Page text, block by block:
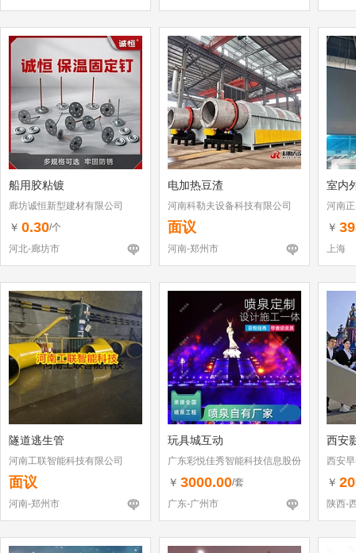
船用胶粘镀
廊坊诚恒新型建材有限公司
￥ 0.30/个
河北-廊坊市
电加热豆渣
河南科勒夫设备科技有限公司
面议
河南-郑州市
室内
河南
￥
上海
隧道逃生管
河南工联智能科技有限公司
面议
河南-郑州市
玩具城互动
广东彩悦佳秀智能科技信息股份
有限公司
￥ 3000.00/套
广东-广州市
西安
西安
￥
陕西-